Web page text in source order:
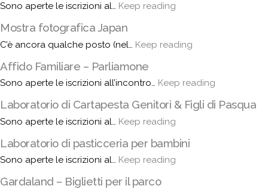
Sono aperte le iscrizioni al… Keep reading
Mostra fotografica Japan
C’è ancora qualche posto (nel… Keep reading
Affido Familiare – Parliamone
Sono aperte le iscrizioni all’incontro… Keep reading
Laboratorio di Cartapesta Genitori & Figli di Pasqua
Sono aperte le iscrizioni al… Keep reading
Laboratorio di pasticceria per bambini
Sono aperte le iscrizioni al… Keep reading
Gardaland – Biglietti per il parco